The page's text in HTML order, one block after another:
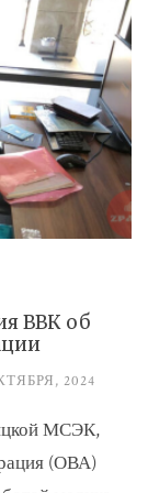
ВВК об
2024
МСЭК,
(ОВА)